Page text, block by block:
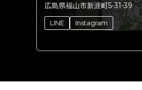
広島県福山市新涯町5-31-39
LINE Instagram